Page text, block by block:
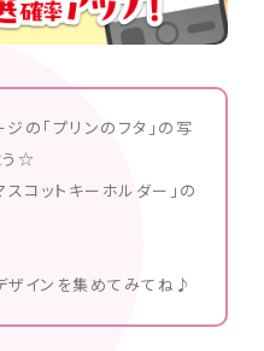
の「プリンのフタ」の写
う☆
コットキーホルダー」の
ザインを集めてみてね♪